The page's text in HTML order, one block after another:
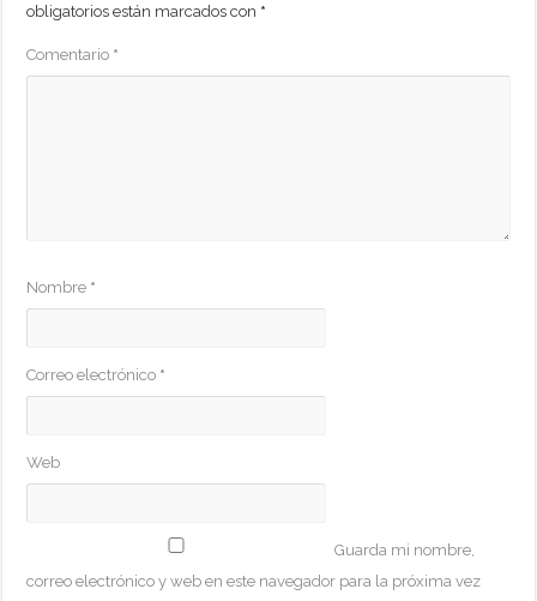
obligatorios están marcados con *
Comentario *
Nombre *
Correo electrónico *
Web
Guarda mi nombre,
correo electrónico y web en este navegador para la próxima vez